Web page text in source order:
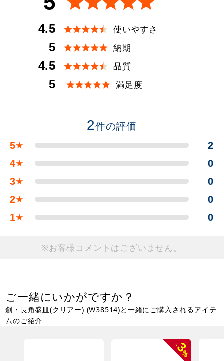
4.5 使いやすさ
5 納期
4.5 品質
5 満足度
2件の評価
5★
2
4★
0
3★
0
2★
0
1★ 0
※お客様コメントはございません。
ご一緒にいかがですか？
創・長角盛皿(クリアー) (W38514)と一緒にご購入されるアイテ
ムのご紹介
-
3
%